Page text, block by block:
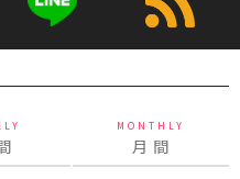
MONTHLY
月 間